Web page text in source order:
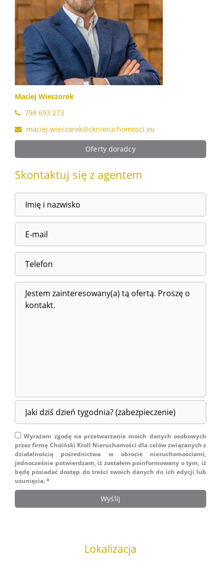
Maciej Wieczorek
798 693 273
maciej.wieczorek@cknieruchomosci.eu
Oferty doradcy
Skontaktuj się z agentem
Wyrażam zgodę na przetwarzanie moich danych osobowych
przez firmę Choiński Kroll Nieruchomości dla celów związanych z
działalnością pośrednictwa w obrocie nieruchomościami,
jednocześnie potwierdzam, iż zostałem poinformowany o tym, iż
będę posiadać dostęp do treści swoich danych do ich edycji lub
usunięcia. *
Lokalizacja